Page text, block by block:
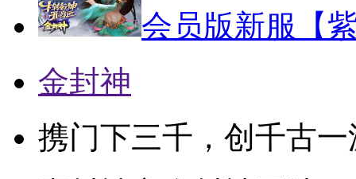
会员版新服【
金封神
携门下三千，创千古一